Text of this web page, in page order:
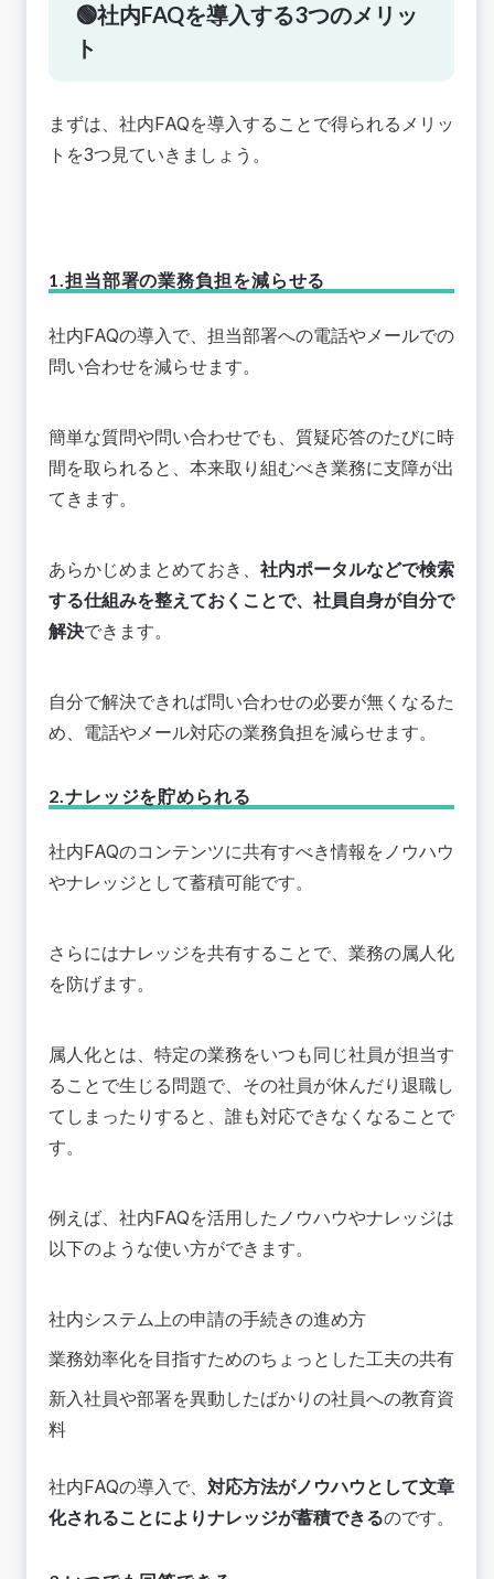
🟢社内FAQを導入する3つのメリッ
ト
まずは、社内FAQを導入することで得られるメリッ
トを3つ見ていきましょう。
1.担当部署の業務負担を減らせる
社内FAQの導入で、担当部署への電話やメールでの
問い合わせを減らせます。
簡単な質問や問い合わせでも、質疑応答のたびに時
間を取られると、本来取り組むべき業務に支障が出
てきます。
あらかじめまとめておき、 社内ポータルなどで検索
する仕組みを整えておくことで、社員自身が自分で
解決できます。
自分で解決できれば問い合わせの必要が無くなるた
め、電話やメール対応の業務負担を減らせます。
2.ナレッジを貯められる
社内FAQのコンテンツに共有すべき情報をノウハウ
やナレッジとして蓄積可能です。
さらにはナレッジを共有することで、業務の属人化
を防げます。
属人化とは、特定の業務をいつも同じ社員が担当す
ることで生じる問題で、その社員が休んだり退職し
てしまったりすると、誰も対応できなくなることで
す。
例えば、社内FAQを活用したノウハウやナレッジは
以下のような使い方ができます。
社内システム上の申請の手続きの進め方
業務効率化を目指すためのちょっとした工夫の共有
新入社員や部署を異動したばかりの社員への教育資
料
社内FAQの導入で、 対応方法がノウハウとして文章
化されることによりナレッジが蓄積できるのです。